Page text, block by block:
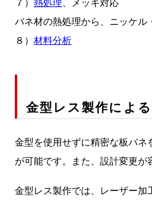
７） 熱処理 、メッキ対応
バネ材の熱処理から、ニッケル
８） 材料分析
金型レス製作によ
金型を使用せずに精密な板バネ
が可能です。また、設計変更が
金型レス製作では、レーザー加